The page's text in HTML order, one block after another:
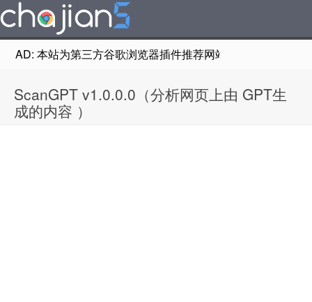
AD: 本站为第三方谷歌浏览器插件推荐网站，非Google
ScanGPT v1.0.0.0（分析网页上由 GPT生
成的内容 ）